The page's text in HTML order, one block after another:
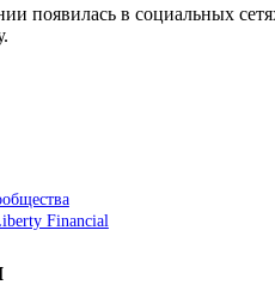
появилась в социальных
Financial